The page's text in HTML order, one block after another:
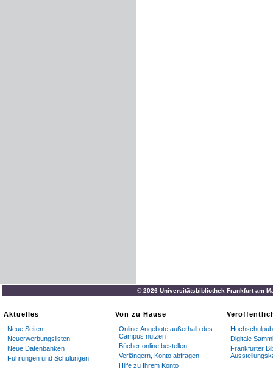
© 2026 Universitätsbibliothek Frankfurt am
Aktuelles
Neue Seiten
Neuerwerbungslisten
Neue Datenbanken
Führungen und Schulungen
Von zu Hause
Online-Angebote außerhalb des
Campus nutzen
Bücher online bestellen
Verlängern, Konto abfragen
Hilfe zu Ihrem Konto
Digitale
Frankfurter